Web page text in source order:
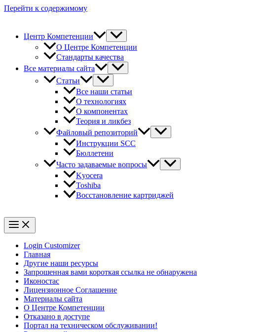
Перейти к содержимому
Центр Компетенции
О Центре Компетенции
Стандарты качества
Все материалы сайта
Статьи
Все наши статьи
О технологиях
О компонентах
Теория и ликбез
Файловый репозиторий
Инструкции SCC
Бюллетени
Часто задаваемые вопросы
Kyocera
Toshiba
Восстановление картриджей
Login Customizer
Главная
Другие наши ресурсы
Запрошенная вами короткая ссылка не обнаружена
Иконостас
Лицензионное Соглашение
Материалы сайта
О Центре Компетенции
Отказано в доступе
Портал на техническом обслуживании!